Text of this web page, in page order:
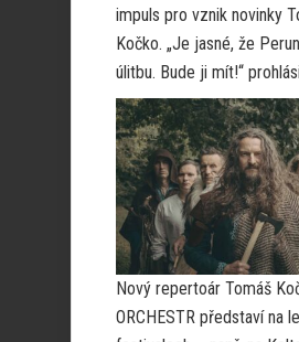
impuls pro vznik novinky
Kočko. „Je jasné, že
úlitbu. Bude ji mít!“
Nový repertoár Tomáš
ORCHESTR představí na